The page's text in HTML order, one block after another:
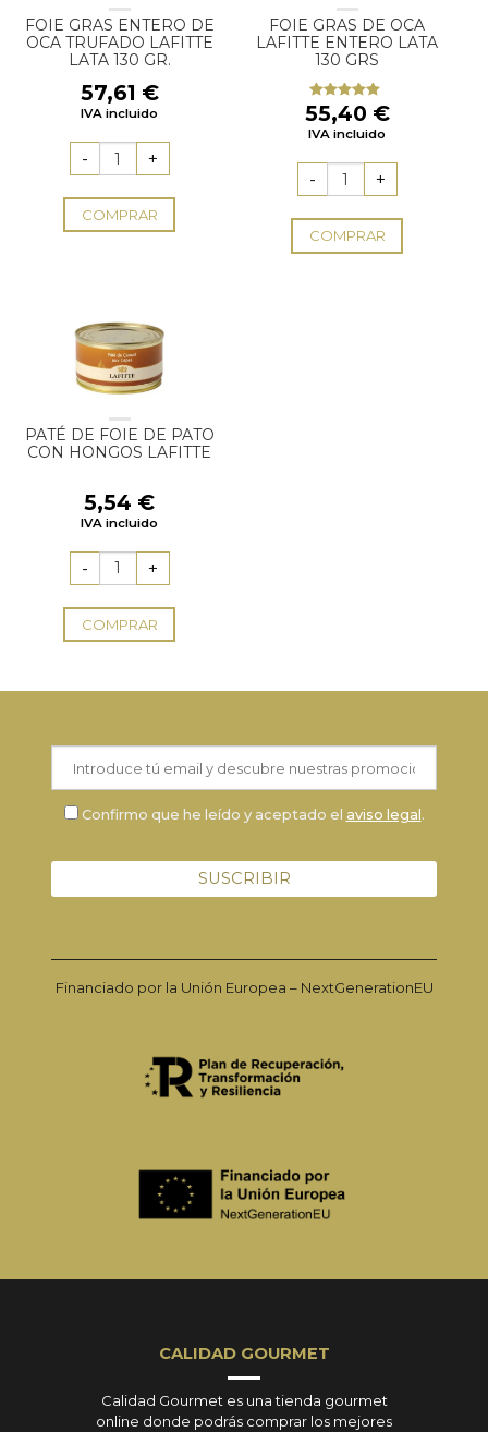
FOIE GRAS ENTERO DE
OCA TRUFADO LAFITTE
LATA 130 GR.
57,61 €
IVA incluido
COMPRAR
FOIE GRAS DE OCA
LAFITTE ENTERO LATA
130 GRS
Valorado
con 5.00de
5
55,40 €
IVA incluido
COMPRAR
PATÉ DE FOIE DE PATO
CON HONGOS LAFITTE
5,54 €
IVA incluido
COMPRAR
Confirmo que he leído y aceptado el aviso legal.
Financiado por la Unión Europea – NextGenerationEU
CALIDAD GOURMET
Calidad Gourmet es una tienda gourmet
online donde podrás comprar los mejores